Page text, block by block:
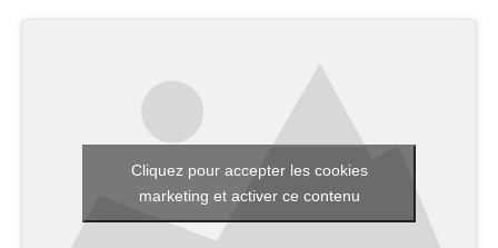
Cliquez pour accepter les cookies
marketing et activer ce contenu